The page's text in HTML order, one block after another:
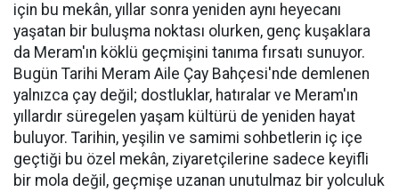
için bu mekân, yıllar sonra yeniden aynı heyecanı
yaşatan bir buluşma noktası olurken, genç kuşaklara
da Meram'ın köklü geçmişini tanıma fırsatı sunuyor.
Bugün Tarihi Meram Aile Çay Bahçesi'nde demlenen
yalnızca çay değil; dostluklar, hatıralar ve Meram'ın
yıllardır süregelen yaşam kültürü de yeniden hayat
buluyor. Tarihin, yeşilin ve samimi sohbetlerin iç içe
geçtiği bu özel mekân, ziyaretçilerine sadece keyifli
bir mola değil, geçmişe uzanan unutulmaz bir yolculuk